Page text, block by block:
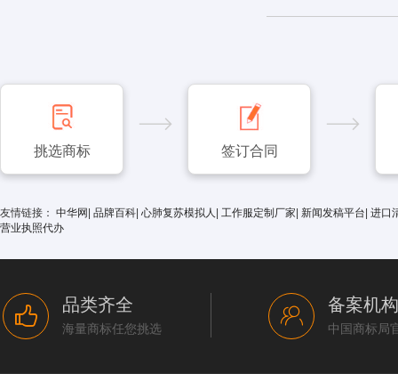
挑选商标 签订合同
友情链接： 中华网 品牌百科 心肺复苏模拟人 工作服定制厂家 新闻发稿平台 进口
营业执照代办
品类齐全
海量商标任您挑选
备案机构
中国商标局